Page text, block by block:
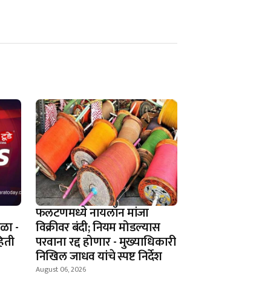
-
फलटणमध्ये नायलॉन मांजा
विक्रीवर बंदी; नियम मोडल्यास
परवाना रद्द होणार - मुख्याधिकारी
निखिल जाधव यांचे स्पष्ट निर्देश
August 06, 2026